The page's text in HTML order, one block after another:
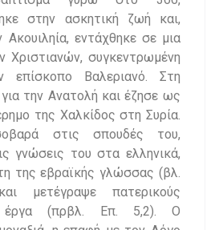
στην ασκητική ζωή και,
εντάχθηκε σε μια
Χριστιανών, συγκεντρωμένη
Βαλεριανό. Στη
την Ανατολή και έζησε ως
της Χαλκίδος στη Συρία.
στις σπουδές του,
γνώσεις του στα ελληνικά,
της εβραϊκής γλώσσας (βλ.
μετέγραψε πατερικούς
έργα (πρβλ. Επ. 5,2). Ο